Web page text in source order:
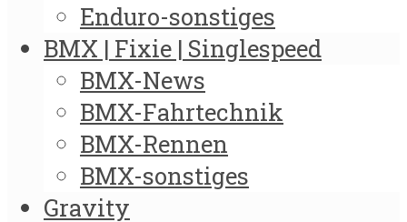
Enduro-sonstiges
BMX | Fixie | Singlespeed
BMX-News
BMX-Fahrtechnik
BMX-Rennen
BMX-sonstiges
Gravity